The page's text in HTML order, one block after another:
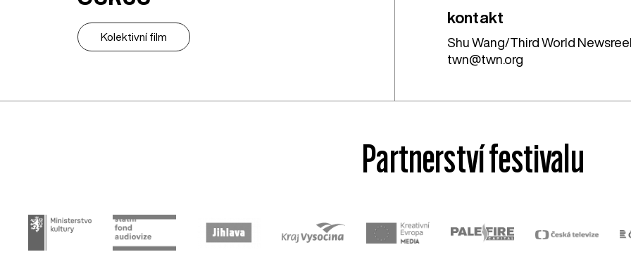
kontakt
Shu Wang/Third World
twn@twn.org
Kolektivní film
Partnerství festivalu